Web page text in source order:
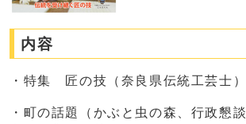
内容
・特集 匠の技（奈良県伝統工芸士）
・町の話題（かぶと虫の森、行政懇